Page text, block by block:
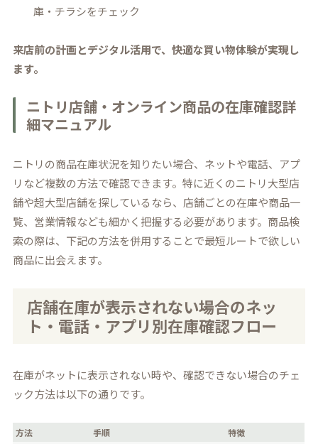
庫・チラシをチェック
来店前の計画とデジタル活用で、快適な買い物体験が実現し
ます。
ニトリ店舗・オンライン商品の在庫確認詳
細マニュアル
ニトリの商品在庫状況を知りたい場合、ネットや電話、アプ
リなど複数の方法で確認できます。特に近くのニトリ大型店
舗や超大型店舗を探しているなら、店舗ごとの在庫や商品一
覧、営業情報なども細かく把握する必要があります。商品検
索の際は、下記の方法を併用することで最短ルートで欲しい
商品に出会えます。
店舗在庫が表示されない場合のネッ
ト・電話・アプリ別在庫確認フロー
在庫がネットに表示されない時や、確認できない場合のチェ
ック方法は以下の通りです。
方法 手順
特徴